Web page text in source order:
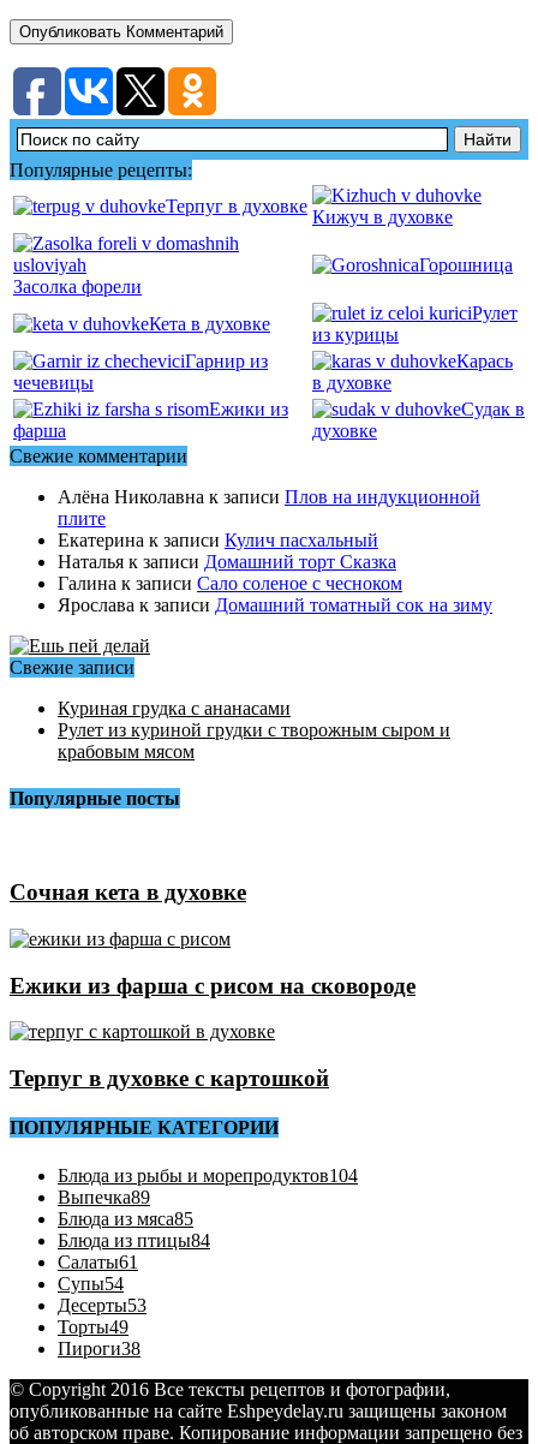
Популярные рецепты:
Терпуг в духовке
Кижуч в духовке
Засолка форели
Горошница
Кета в духовке
Рулет
из курицы
Гарнир из
чечевицы
Карась
в духовке
Ежики из
фарша
Судак в
духовке
Свежие комментарии
Алёна Николавна к записи Плов на индукционной
плите
Екатерина к записи Кулич пасхальный
Наталья к записи Домашний торт Сказка
Галина к записи Сало соленое с чесноком
Ярослава к записи Домашний томатный сок на зиму
Свежие записи
Куриная грудка с ананасами
Рулет из куриной грудки с творожным сыром и
крабовым мясом
Популярные посты
Сочная кета в духовке
Ежики из фарша с рисом на сковороде
Терпуг в духовке с картошкой
ПОПУЛЯРНЫЕ КАТЕГОРИИ
Блюда из рыбы и морепродуктов104
Выпечка89
Блюда из мяса85
Блюда из птицы84
Салаты61
Супы54
Десерты53
Торты49
Пироги38
© Copyright 2016 Все тексты рецептов и фотографии,
опубликованные на сайте Eshpeydelay.ru защищены законом
об авторском праве. Копирование информации запрещено без